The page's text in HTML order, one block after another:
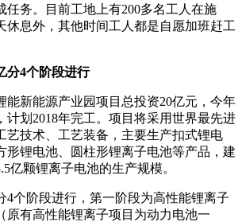
任务。目前工地上有200多名工人在施
休息外，其他时间工人都是自愿加班赶工
分4个阶段进行
能新能源产业园项目总投资20亿元，今年
计划2018年完工。项目将采用世界最先进
艺技术、工艺装备，主要生产扣式锂电
形锂电池、圆柱形锂离子电池等产品，建
亿颗锂离子电池的生产规模。
4个阶段进行，第一阶段为高性能锂离子
原有高性能锂离子项目为动力电池一